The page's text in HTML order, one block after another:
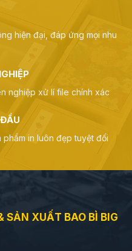
hiện đại, đáp ứng mọi nhu
nghiệp xử lí file chính xác
in luôn đẹp tuyệt đối
SẢN XUẤT BAO BÌ BIG